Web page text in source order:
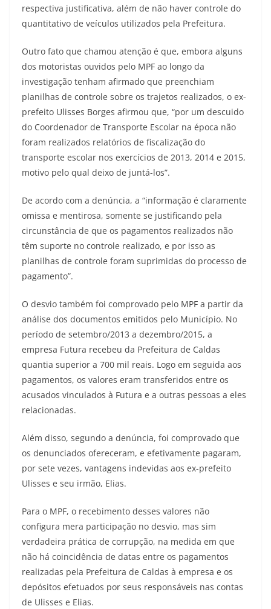
respectiva justificativa, além de não haver controle do
quantitativo de veículos utilizados pela Prefeitura.
Outro fato que chamou atenção é que, embora alguns
dos motoristas ouvidos pelo MPF ao longo da
investigação tenham afirmado que preenchiam
planilhas de controle sobre os trajetos realizados, o ex-
prefeito Ulisses Borges afirmou que, “por um descuido
do Coordenador de Transporte Escolar na época não
foram realizados relatórios de fiscalização do
transporte escolar nos exercícios de 2013, 2014 e 2015,
motivo pelo qual deixo de juntá-los”.
De acordo com a denúncia, a “informação é claramente
omissa e mentirosa, somente se justificando pela
circunstância de que os pagamentos realizados não
têm suporte no controle realizado, e por isso as
planilhas de controle foram suprimidas do processo de
pagamento”.
O desvio também foi comprovado pelo MPF a partir da
análise dos documentos emitidos pelo Município. No
período de setembro/2013 a dezembro/2015, a
empresa Futura recebeu da Prefeitura de Caldas
quantia superior a 700 mil reais. Logo em seguida aos
pagamentos, os valores eram transferidos entre os
acusados vinculados à Futura e a outras pessoas a eles
relacionadas.
Além disso, segundo a denúncia, foi comprovado que
os denunciados ofereceram, e efetivamente pagaram,
por sete vezes, vantagens indevidas aos ex-prefeito
Ulisses e seu irmão, Elias.
Para o MPF, o recebimento desses valores não
configura mera participação no desvio, mas sim
verdadeira prática de corrupção, na medida em que
não há coincidência de datas entre os pagamentos
realizadas pela Prefeitura de Caldas à empresa e os
depósitos efetuados por seus responsáveis nas contas
de Ulisses e Elias.